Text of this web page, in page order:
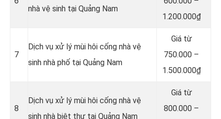
nhà vệ sinh tại Quảng Nam
1.200.000₫
7
Dịch vụ xử lý mùi hôi cống nhà vệ
sinh nhà phố tại Quảng Nam
Giá từ
750.000 –
1.500.000₫
8
Dịch vụ xử lý mùi hôi cống nhà vệ
sinh nhà biệt thự tại Quảng Nam
Giá từ
800.000 –